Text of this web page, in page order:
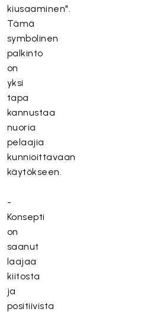
kiusaaminen".
Tämä
symbolinen
palkinto
on
yksi
tapa
kannustaa
nuoria
pelaajia
kunnioittavaan
käytökseen.
-
Konsepti
on
saanut
laajaa
kiitosta
ja
positiivista